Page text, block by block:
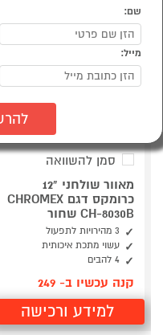
סמן להשוואה
מאוור שולחני "12
כרומקס דגם CHROMEX
CH-8030B שחור
3 מהירויות לתפעול
עשוי מתכת איכותית
4 להבים
קנה עכשיו ב- 249
למידע ורכישה
שם:
מייל: